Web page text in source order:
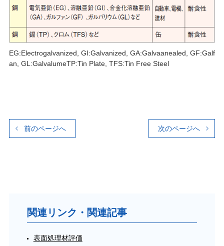
EG:Electrogalvanized, GI:Galvanized, GA:Galvaanealed, GF:Galf
an, GL:GalvalumeTP:Tin Plate, TFS:Tin Free Steel
前のページへ 次のページへ
関連リンク・関連記事
表面処理材評価